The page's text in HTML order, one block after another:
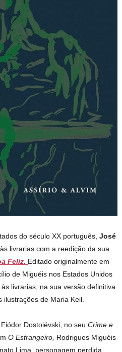
do século XX português,José
livrarias com a reedição da sua
Feliz. Editado originalmente em
de Miguéis nos Estados Unidos
livrarias, na sua versão definitiva
ilustrações de Maria Keil.
Dostoiévski, no seuCrime e
O Estrangeiro, Rodrigues Miguéis
Lima, personagem perdida